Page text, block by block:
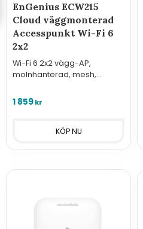
EnGenius ECW215
Cloud väggmonterad
Accesspunkt Wi-Fi 6
2x2
Wi-Fi 6 2x2 vägg-AP,
molnhanterad, mesh,
PoE-out (kräver 802.3at)
1 859kr